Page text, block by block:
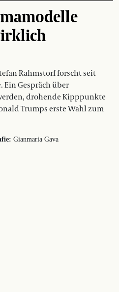
Rahmstorf forscht seit
Ein Gespräch über
drohende Kipppunkte
Trumps erste Wahl zum
Gianmaria Gava